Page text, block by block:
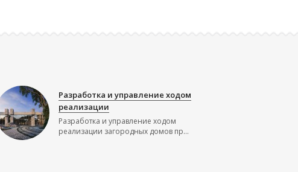
Разработка и управление ходом
реализации
Разработка и управление ходом
реализации загородных домов пр...